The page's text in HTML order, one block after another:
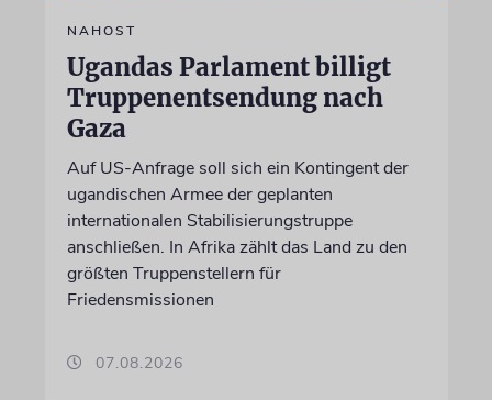
NAHOST
Ugandas Parlament billigt
Truppenentsendung nach
Gaza
Auf US-Anfrage soll sich ein Kontingent der
ugandischen Armee der geplanten
internationalen Stabilisierungstruppe
anschließen. In Afrika zählt das Land zu den
größten Truppenstellern für
Friedensmissionen
07.08.2026